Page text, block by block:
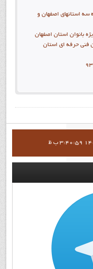
سه استانهاي اصفهان و
بانوان استان اصفهان
فنی حرفه ای استان